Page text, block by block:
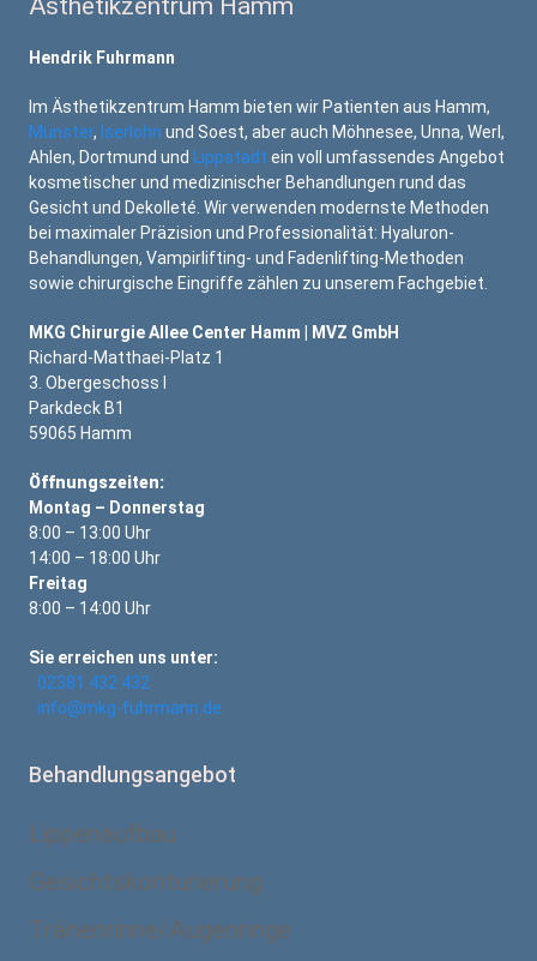
Hendrik Fuhrmann
Im Ästhetikzentrum Hamm bieten wir Patienten aus Hamm,
Münster, Iserlohn und Soest, aber auch Möhnesee, Unna, Werl,
Ahlen, Dortmund und
Lippstadt ein voll umfassendes Angebot
kosmetischer und medizinischer Behandlungen rund das
Gesicht und Dekolleté. Wir verwenden modernste Methoden
bei maximaler Präzision und Professionalität: Hyaluron-
Behandlungen, Vampirlifting- und Fadenlifting-Methoden
sowie chirurgische Eingriffe zählen zu unserem Fachgebiet.
MKG Chirurgie Allee Center Hamm | MVZ GmbH
Richard-Matthaei-Platz 1
3. Obergeschoss I
Parkdeck B1
59065 Hamm
Öffnungszeiten:
Montag – Donnerstag
8:00 – 13:00 Uhr
14:00 – 18:00 Uhr
Freitag
8:00 – 14:00 Uhr
Sie erreichen uns unter:
02381 432 432
info@mkg-fuhrmann.de
Behandlungsangebot
Lippenaufbau
Gesichtskonturierung
Tränenrinne/Augenringe